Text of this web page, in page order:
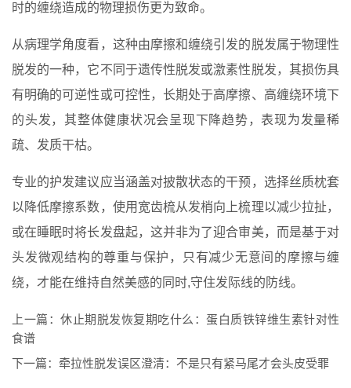
时的缠绕造成的物理损伤更为致命。
从病理学角度看，这种由摩擦和缠绕引发的脱发属于物理性
脱发的一种，它不同于遗传性脱发或激素性脱发，其损伤具
有明确的可逆性或可控性，长期处于高摩擦、高缠绕环境下
的头发，其整体健康状况会呈现下降趋势，表现为发量稀
疏、发质干枯。
专业的护发建议应当涵盖对披散状态的干预，选择丝质枕套
以降低摩擦系数，使用宽齿梳从发梢向上梳理以减少拉扯，
或在睡眠时将长发盘起，这并非为了迎合审美，而是基于对
头发微观结构的尊重与保护，只有减少无意间的摩擦与缠
绕，才能在维持自然美感的同时,守住发际线的防线。
上一篇： 休止期脱发恢复期吃什么：蛋白质铁锌维生素针对性
食谱
下一篇： 牵拉性脱发误区澄清：不是只有紧马尾才会头皮受罪